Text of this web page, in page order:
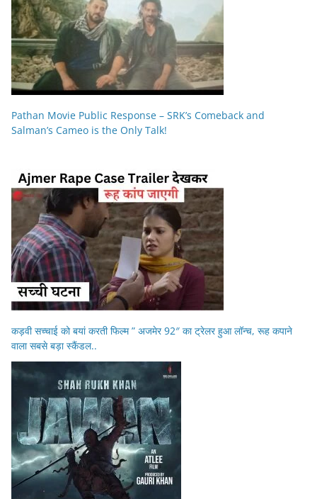
Pathan Movie Public Response – SRK’s Comeback and
Salman’s Cameo is the Only Talk!
कड़वी सच्चाई को बयां करती फिल्म ” अजमेर 92″ का ट्रेलर हुआ लॉन्च, रूह कपाने
वाला सबसे बड़ा स्कैंडल..